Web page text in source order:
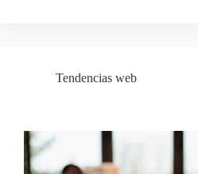
Tendencias web